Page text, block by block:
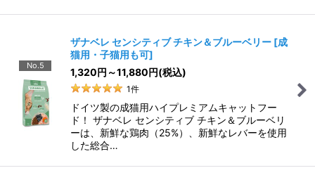
No.5
ザナベレ センシティブ チキン＆ブルーベリー [成
猫用・子猫用も可]
1,320円 ～11,880円(税込)
1件
ドイツ製の成猫用ハイプレミアムキャットフー
ド！ ザナベレ センシティブ チキン＆ブルーベリ
ーは、新鮮な鶏肉（25%）、新鮮なレバーを使用
した総合…